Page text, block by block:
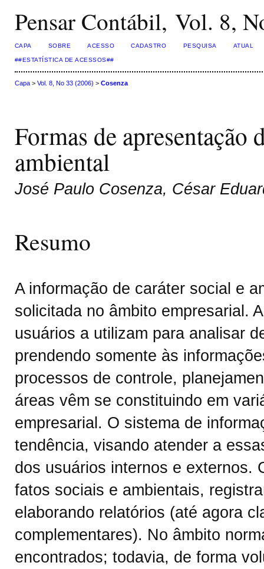
Pensar Contábil, Vol. 8,
CAPA SOBRE ACESSO CADASTRO PESQUISA ATUAL
##ESTATÍSTICA DE ACESSOS##
Capa> Vol. 8, No 33 (2006) > Cosenza
Formas de apresentação
ambiental
José Paulo Cosenza, César
Resumo
A informação de caráter social e
solicitada no âmbito empresarial.
usuários a utilizam para analisar
prendendo somente às
processos de controle,
áreas vêm se constituindo em
empresarial. O sistema de
tendência, visando atender a
dos usuários internos e externos.
fatos sociais e ambientais,
elaborando relatórios (até agora
complementares). No âmbito
encontrados; todavia, de forma